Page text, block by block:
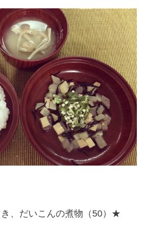
き、だいこんの煮物（50）★